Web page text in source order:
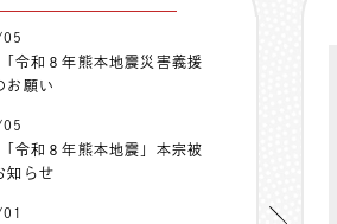
「令和８年熊本地震災害義援
お願い
「令和８年熊本地震」本宗被
知らせ